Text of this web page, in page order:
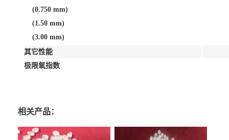
(0.750 mm)
(1.50 mm)
(3.00 mm)
其它性能
极限氧指数
相关产品：